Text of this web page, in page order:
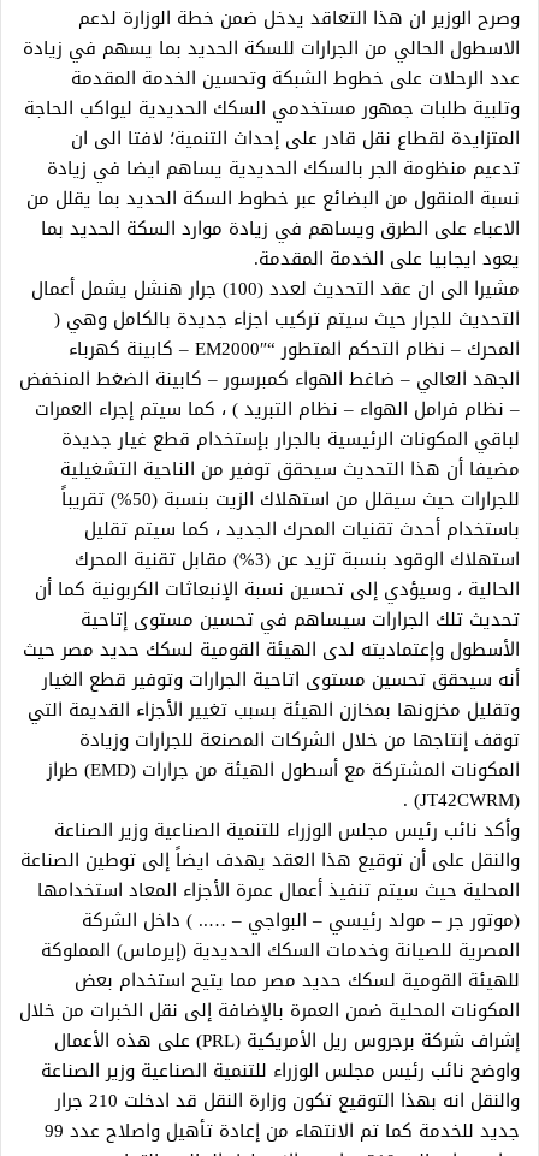
وصرح الوزير ان هذا التعاقد يدخل ضمن خطة الوزارة لدعم
الاسطول الحالي من الجرارات للسكة الحديد بما يسهم في زيادة
عدد الرحلات على خطوط الشبكة وتحسين الخدمة المقدمة
وتلبية طلبات جمهور مستخدمي السكك الحديدية ليواكب الحاجة
المتزايدة لقطاع نقل قادر على إحداث التنمية؛ لافتا الى ان
تدعيم منظومة الجر بالسكك الحديدية يساهم ايضا في زيادة
نسبة المنقول من البضائع عبر خطوط السكة الحديد بما يقلل من
الاعباء على الطرق ويساهم في زيادة موارد السكة الحديد بما
يعود ايجابيا على الخدمة المقدمة.
مشيرا الى ان عقد التحديث لعدد (100) جرار هنشل يشمل أعمال
التحديث للجرار حيث سيتم تركيب اجزاء جديدة بالكامل وهي (
المحرك – نظام التحكم المتطور “EM2000″ – كابينة كهرباء
الجهد العالي – ضاغط الهواء كمبرسور – كابينة الضغط المنخفض
– نظام فرامل الهواء – نظام التبريد ) ، كما سيتم إجراء العمرات
لباقي المكونات الرئيسية بالجرار بإستخدام قطع غيار جديدة
مضيفا أن هذا التحديث سيحقق توفير من الناحية التشغيلية
للجرارات حيث سيقلل من استهلاك الزيت بنسبة (50%) تقريباً
باستخدام أحدث تقنيات المحرك الجديد ، كما سيتم تقليل
استهلاك الوقود بنسبة تزيد عن (3%) مقابل تقنية المحرك
الحالية ، وسيؤدي إلى تحسين نسبة الإنبعاثات الكربونية كما أن
تحديث تلك الجرارات سيساهم في تحسين مستوى إتاحية
الأسطول وإعتماديته لدى الهيئة القومية لسكك حديد مصر حيث
أنه سيحقق تحسين مستوى اتاحية الجرارات وتوفير قطع الغيار
وتقليل مخزونها بمخازن الهيئة بسبب تغيير الأجزاء القديمة التي
توقف إنتاجها من خلال الشركات المصنعة للجرارات وزيادة
المكونات المشتركة مع أسطول الهيئة من جرارات (EMD) طراز
(JT42CWRM) .
وأكد نائب رئيس مجلس الوزراء للتنمية الصناعية وزير الصناعة
والنقل على أن توقيع هذا العقد يهدف ايضاً إلى توطين الصناعة
المحلية حيث سيتم تنفيذ أعمال عمرة الأجزاء المعاد استخدامها
(موتور جر – مولد رئيسي – البواجي – ….. ) داخل الشركة
المصرية للصيانة وخدمات السكك الحديدية (إيرماس) المملوكة
للهيئة القومية لسكك حديد مصر مما يتيح استخدام بعض
المكونات المحلية ضمن العمرة بالإضافة إلى نقل الخبرات من خلال
إشراف شركة برجروس ريل الأمريكية (PRL) على هذه الأعمال
واوضح نائب رئيس مجلس الوزراء للتنمية الصناعية وزير الصناعة
والنقل انه بهذا التوقيع تكون وزارة النقل قد ادخلت 210 جرار
جديد للخدمة كما تم الانتهاء من إعادة تأهيل واصلاح عدد 99